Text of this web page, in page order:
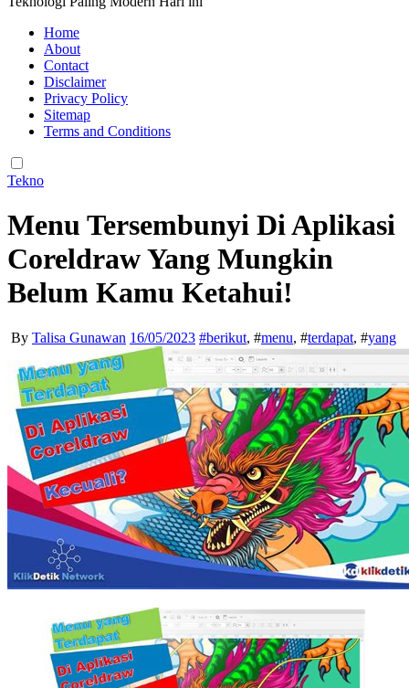
Home
About
Contact
Disclaimer
Privacy Policy
Sitemap
Terms and Conditions
Tekno
Menu Tersembunyi Di Aplikasi
Coreldraw Yang Mungkin
Belum Kamu Ketahui!
By Talisa Gunawan 16/05/2023 #berikut, #menu, #terdapat, #yang